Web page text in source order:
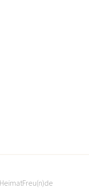
HeimatFreu(n)de